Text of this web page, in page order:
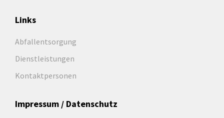
Links
Abfallentsorgung
Dienstleistungen
Kontaktpersonen
Impressum / Datenschutz